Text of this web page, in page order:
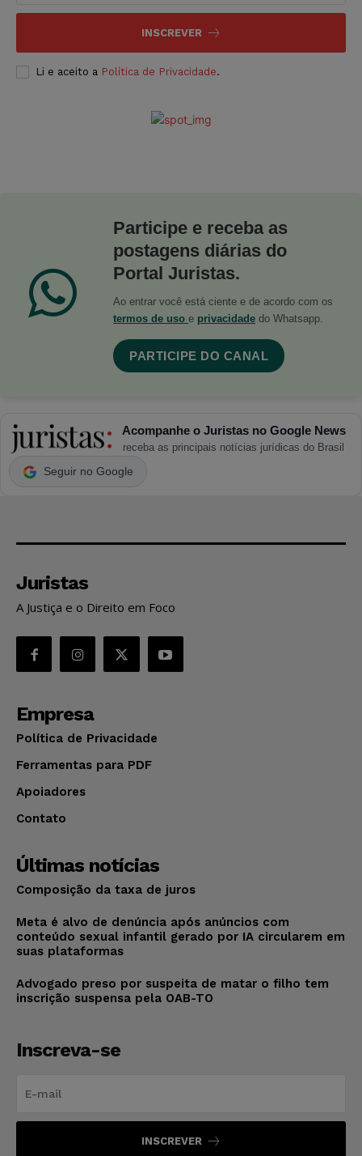
INSCREVER
Li e aceito a Política de Privacidade.
Participe e receba as
postagens diárias do
Portal Juristas.
Ao entrar você está ciente e de acordo com os
termos de uso e privacidade do Whatsapp.
PARTICIPE DO CANAL
Acompanhe o Juristas no Google News
receba as principais notícias jurídicas do Brasil
Seguir no Google
Juristas
A Justiça e o Direito em Foco
Empresa
Política de Privacidade
Ferramentas para PDF
Apoiadores
Contato
Últimas notícias
Composição da taxa de juros
Meta é alvo de denúncia após anúncios com
conteúdo sexual infantil gerado por IA circularem em
suas plataformas
Advogado preso por suspeita de matar o filho tem
inscrição suspensa pela OAB-TO
Inscreva-se
INSCREVER